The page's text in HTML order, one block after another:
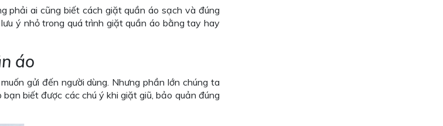
phải ai cũng biết cách giặt quần áo sạch và đúng
ý nhỏ trong quá trình giặt quần áo bằng tay hay
áo
gửi đến người dùng. Nhưng phần lớn chúng ta
biết được các chú ý khi giặt giũ, bảo quản đúng